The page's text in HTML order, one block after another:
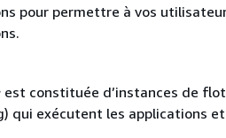
pour permettre à vos
est constituée d’instances de
qui exécutent les applications